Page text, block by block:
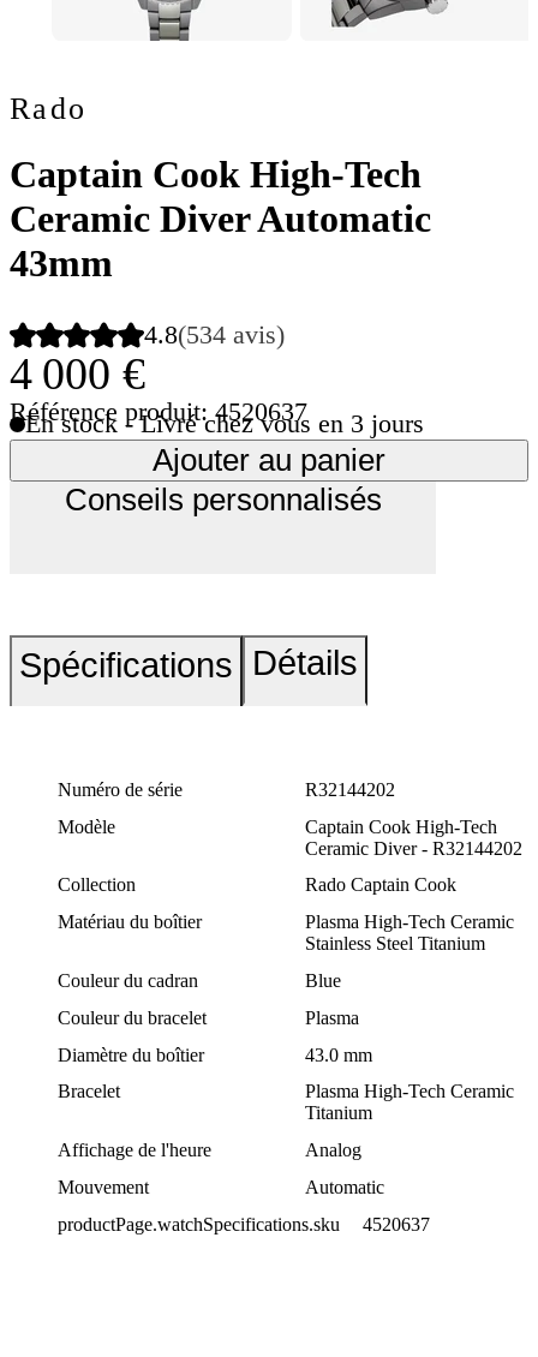
Rado
Captain Cook High-Tech
Ceramic Diver Automatic
43mm
4.8(534 avis)
4 000 €
Référence produit: 4520637
En stock - Livré chez vous en 3 jours
Ajouter au panier
Conseils personnalisés
Spécifications Détails
Numéro de série
R32144202
Modèle
Captain Cook High-Tech
Ceramic Diver - R32144202
Collection
Rado Captain Cook
Matériau du boîtier
Plasma High-Tech Ceramic
Stainless Steel Titanium
Couleur du cadran
Blue
Couleur du bracelet
Plasma
Diamètre du boîtier
43.0 mm
Bracelet
Plasma High-Tech Ceramic
Titanium
Affichage de l'heure
Analog
Mouvement
Automatic
productPage.watchSpecifications.sku
4520637